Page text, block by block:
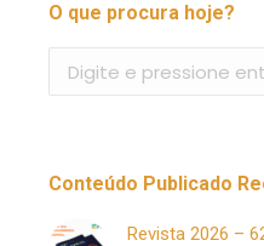
O que procura hoje?
Buscar
Conteúdo Publicado
Revista 2026 –